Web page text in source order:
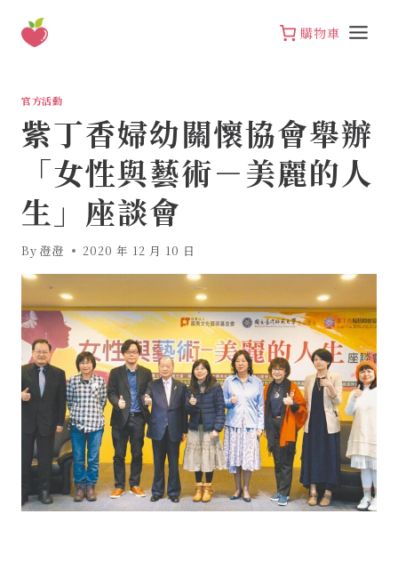
購物車
官方活動
紫丁香婦幼關懷協會舉辦
「女性與藝術－美麗的人
生」座談會
By 澄澄 2020 年 12 月 10 日